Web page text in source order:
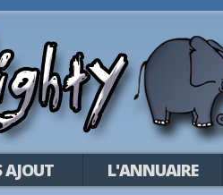
AJOUT L'ANNUAIRE